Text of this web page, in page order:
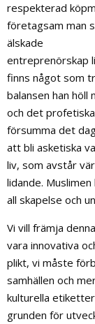
respekterad
företagsam man
älskade
entreprenörskap
finns något som
balansen han höll
och det
försumma det
att bli asketiska
liv, som avstår
lidande.
all skapelse och
Vi vill främja
vara innovativa
plikt, vi måste
samhällen och
kulturella
grunden för